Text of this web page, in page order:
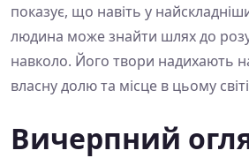
показує, що навіть у
людина може знайти шлях до
навколо. Його твори надихають
власну долю та місце в цьому
Вичерпний